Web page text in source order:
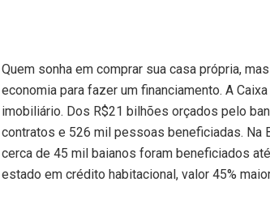
Quem sonha em comprar sua casa própria,
economia para fazer um financiamento. A
imobiliário. Dos R$21 bilhões orçados pelo
contratos e 526 mil pessoas beneficiadas. Na
cerca de 45 mil baianos foram beneficiados
estado em crédito habitacional, valor 45%